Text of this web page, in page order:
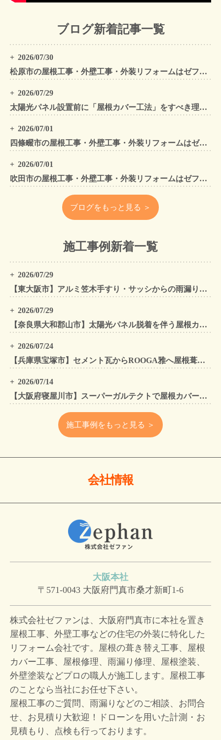
ブログ新着記事一覧
2026/07/30
松原市の屋根工事・外壁工事・外装リフォームはゼファン！松原市内の工事事例もご紹介
2026/07/29
太陽光パネル設置前に「屋根カバー工法」をすべき理由！葺き替えとの違いや費用・雨漏り対策をプロが解説
2026/07/01
四條畷市の屋根工事・外壁工事・外装リフォームはゼファン！四條畷内の工事事例もご紹介
2026/07/01
吹田市の屋根工事・外壁工事・外装リフォームはゼファン！吹田市内の工事事例もご紹介
ブログをもっと見る ＞
施工事例新着一覧
2026/07/29
【東大阪市】アルミ笠木手すり・サッシからの雨漏りを解消｜外壁金属サイディングカバー工法
2026/07/29
【奈良県大和郡山市】太陽光パネル脱着を伴う屋根カバー工法・外壁カバー工法・外壁塗装工事｜スーパーガルテクト施工事例
2026/07/24
【兵庫県宝塚市】セメント瓦からROOGA雅へ屋根葺き替え モダングレーで軽量化・外壁塗装も同時施工
2026/07/14
【大阪府寝屋川市】スーパーガルテクトで屋根カバー工法・外壁塗装・雨樋工事｜住まいをトータルリフォームした施工事例
施工事例をもっと見る ＞
会社情報
大阪本社
〒571-0043 大阪府門真市桑才新町1-6
株式会社ゼファンは、大阪府門真市に本社を置き
屋根工事、外壁工事などの住宅の外装に特化した
リフォーム会社です。屋根の葺き替え工事、屋根
カバー工事、屋根修理、雨漏り修理、屋根塗装、
外壁塗装などプロの職人が施工します。屋根工事
のことなら当社にお任せ下さい。
屋根工事のご質問、雨漏りなどのご相談、お問合
せ、お見積り大歓迎！
ドローンを用いた計測・お
見積もり、点検も行っております。